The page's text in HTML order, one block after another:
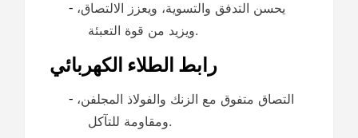
- يحسن التدفق والتسوية، ويعزز الالتصاق،
ويزيد من قوة التعبئة.
رابط الطلاء الكهربائي
- التصاق متفوق مع الزنك والفولاذ المجلفن،
ومقاومة للتآكل.